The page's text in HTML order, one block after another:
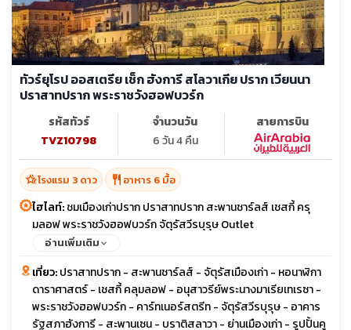
ทัวร์ยุโรป ออสเตรีย เช็ก ฮังการี สโลวาเกีย ปราก เวียนนา
ปราสาทปราก พระราชวังฮอฟบวร์ก
รหัสทัวร์
TVZ10798
จำนวนวัน
6 วัน 4 คืน
สายการบิน
hotel_classโรงแรม 3 ดาว restaurant อาหาร 6 มื้อ
ไฮไลท์:ชมเมืองเก่าปราก ปราสาทปราก สะพานชาร์ลส์ เชสกี้ ครุ
มลอฟ พระราชวังฮอฟบวร์ก จัตุรัสวีรบุรุษ Outlet
อ่านเพิ่มเติม
เที่ยว:ปราสาทปราก - สะพานชาร์ลส์ - จัตุรัสเมืองเก่า - หอนาฬิกา
ดาราศาสตร์ - เชสกี้ คลุมลอฟ - อนุสาวรีย์พระนางมาเรียเทเรซา -
พระราชวังฮอฟบวร์ก - คาร์ทเนอร์สตรีท - จัตุรัสวีรบุรุษ - อาคาร
รัฐสภาฮังการี - สะพานเซน - บราติสลาวา - ย่านเมืองเก่า - รูปปั้นคู